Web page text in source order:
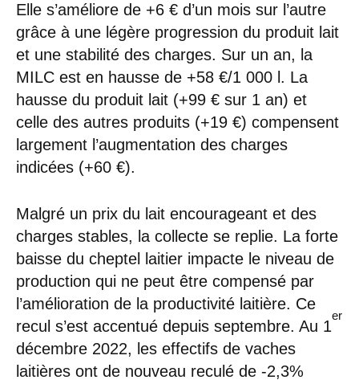
Elle s’améliore de +6 € d’un mois sur l’autre
grâce à une légère progression du produit lait
et une stabilité des charges. Sur un an, la
MILC est en hausse de +58 €/1 000 l. La
hausse du produit lait (+99 € sur 1 an) et
celle des autres produits (+19 €) compensent
largement l’augmentation des charges
indicées (+60 €).
Malgré un prix du lait encourageant et des
charges stables, la collecte se replie. La forte
baisse du cheptel laitier impacte le niveau de
production qui ne peut être compensé par
l’amélioration de la productivité laitière. Ce
recul s’est accentué depuis septembre. Au 1
er
décembre 2022, les effectifs de vaches
laitières ont de nouveau reculé de -2,3%